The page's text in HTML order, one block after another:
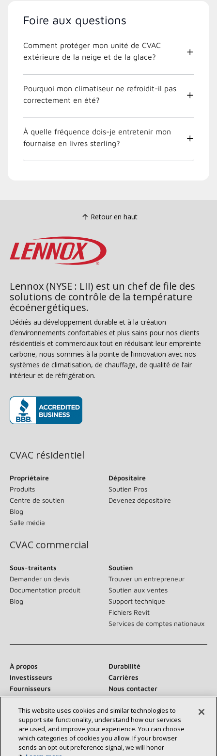
Foire aux questions
Comment protéger mon unité de CVAC
extérieure de la neige et de la glace?
Pourquoi mon climatiseur ne refroidit-il pas
correctement en été?
À quelle fréquence dois-je entretenir mon
fournaise en livres sterling?
Retour en haut
Lennox (NYSE : LII) est un chef de file des
solutions de contrôle de la température
écoénergétiques.
Dédiés au développement durable et à la création
d’environnements confortables et plus sains pour nos clients
résidentiels et commerciaux tout en réduisant leur empreinte
carbone, nous sommes à la pointe de l’innovation avec nos
systèmes de climatisation, de chauffage, de qualité de l’air
intérieur et de réfrigération.
CVAC résidentiel
Propriétaire
Produits
Centre de soutien
Blog
Salle média
Dépositaire
Soutien Pros
Devenez dépositaire
CVAC commercial
Sous-traitants
Demander un devis
Documentation produit
Blog
Soutien
Trouver un entrepreneur
Soutien aux ventes
Support technique
Fichiers Revit
Services de comptes nationaux
À propos
Durabilité
Investisseurs
Carrières
Fournisseurs
Nous contacter
Salle de presse
Communiquez avec nous :
This website uses cookies and similar technologies to
support site functionality, understand how our services
are used, and improve your experience. You can choose
which categories of cookies you allow. If your browser
sends an opt‑out preference signal, we will honor